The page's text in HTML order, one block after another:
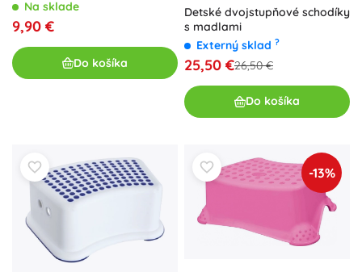
Na sklade
9,90 €
Do košíka
Detské dvojstupňové schodíky
s madlami
Externý sklad ?
25,50 €26,50 €
Do košíka
-13%